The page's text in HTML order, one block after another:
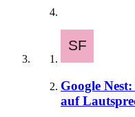
Google
auf